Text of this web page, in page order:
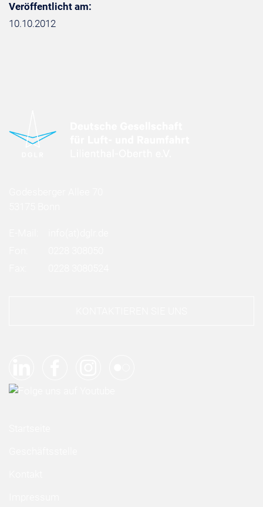
Veröffentlicht am:
10.10.2012